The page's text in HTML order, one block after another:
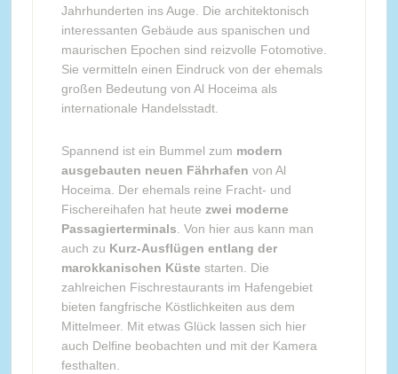
Jahrhunderten ins Auge. Die architektonisch
interessanten Gebäude aus spanischen und
maurischen Epochen sind reizvolle Fotomotive.
Sie vermitteln einen Eindruck von der ehemals
großen Bedeutung von Al Hoceima als
internationale Handelsstadt.
Spannend ist ein Bummel zum modern
ausgebauten neuen Fährhafen von Al
Hoceima. Der ehemals reine Fracht- und
Fischereihafen hat heute zwei moderne
Passagierterminals. Von hier aus kann man
auch zu Kurz-Ausflügen entlang der
marokkanischen Küste starten. Die
zahlreichen Fischrestaurants im Hafengebiet
bieten fangfrische Köstlichkeiten aus dem
Mittelmeer. Mit etwas Glück lassen sich hier
auch Delfine beobachten und mit der Kamera
festhalten.